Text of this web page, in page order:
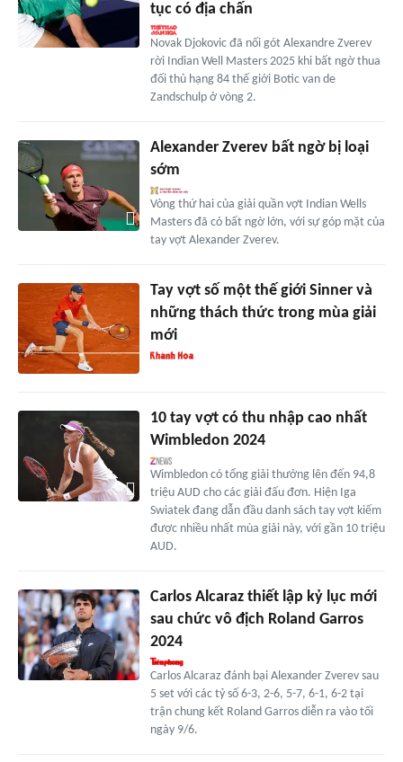
tục có địa chấn
Novak Djokovic đã nối gót Alexandre Zverev
rời Indian Well Masters 2025 khi bất ngờ thua
đối thủ hạng 84 thế giới Botic van de
Zandschulp ở vòng 2.
Alexander Zverev bất ngờ bị loại
sớm
Vòng thứ hai của giải quần vợt Indian Wells
Masters đã có bất ngờ lớn, với sự góp mặt của
tay vợt Alexander Zverev.
Tay vợt số một thế giới Sinner và
những thách thức trong mùa giải
mới
10 tay vợt có thu nhập cao nhất
Wimbledon 2024
Wimbledon có tổng giải thưởng lên đến 94,8
triệu AUD cho các giải đấu đơn. Hiện Iga
Swiatek đang dẫn đầu danh sách tay vợt kiếm
được nhiều nhất mùa giải này, với gần 10 triệu
AUD.
Carlos Alcaraz thiết lập kỷ lục mới
sau chức vô địch Roland Garros
2024
Carlos Alcaraz đánh bại Alexander Zverev sau
5 set với các tỷ số 6-3, 2-6, 5-7, 6-1, 6-2 tại
trận chung kết Roland Garros diễn ra vào tối
ngày 9/6.